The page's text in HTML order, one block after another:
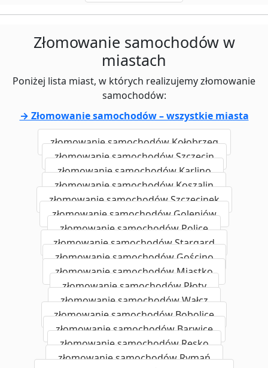
Złomowanie samochodów w
miastach
Poniżej lista miast, w których realizujemy złomowanie
samochodów:
→ Złomowanie samochodów – wszystkie miasta
złomowanie samochodów Kołobrzeg
złomowanie samochodów Szczecin
złomowanie samochodów Karlino
złomowanie samochodów Koszalin
złomowanie samochodów Szczecinek
złomowanie samochodów Goleniów
złomowanie samochodów Police
złomowanie samochodów Stargard
złomowanie samochodów Gościno
złomowanie samochodów Miastko
złomowanie samochodów Płoty
złomowanie samochodów Wałcz
złomowanie samochodów Bobolice
złomowanie samochodów Barwice
złomowanie samochodów Resko
złomowanie samochodów Rymań